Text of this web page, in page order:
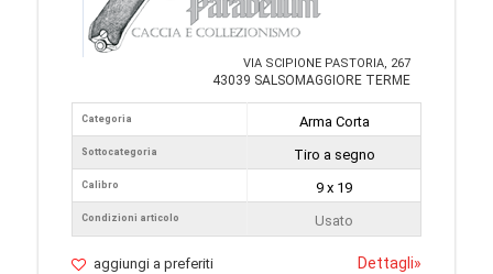
VIA SCIPIONE PASTORIA, 267
43039 SALSOMAGGIORE TERME
Categoria
Sottocategoria
Calibro
Condizioni articolo
Arma Corta
Tiro a segno
9 x 19
Usato
aggiungi a preferiti Dettagli»